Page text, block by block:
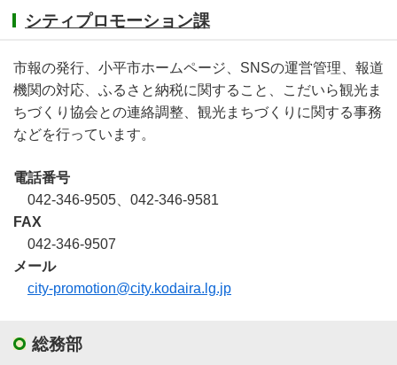
シティプロモーション課
市報の発行、小平市ホームページ、SNSの運営管理、報道
機関の対応、ふるさと納税に関すること、こだいら観光ま
ちづくり協会との連絡調整、観光まちづくりに関する事務
などを行っています。
電話番号
042-346-9505、042-346-9581
FAX
042-346-9507
メール
city-promotion@city.kodaira.lg.jp
総務部